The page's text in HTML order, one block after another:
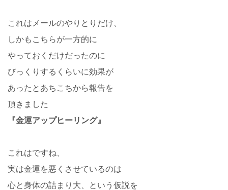
これはメールのやりとりだけ、
しかもこちらが一方的に
やっておくだけだったのに
びっくりするくらいに効果が
あったとあちこちから報告を
頂きました
『金運アップヒーリング』
これはですね、
実は金運を悪くさせているのは
心と身体の詰まり大、という仮説を